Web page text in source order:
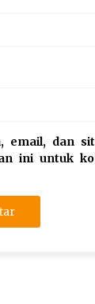
email, dan
ini untuk